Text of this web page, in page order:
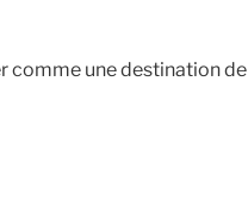
comme une destination de